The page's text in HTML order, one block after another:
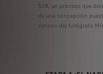
508, un proceso que
de una concepción
curioso del fotógrafo